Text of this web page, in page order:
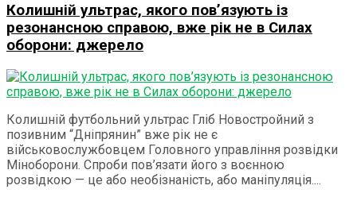
Колишній ультрас, якого пов’язують із
резонансною справою, вже рік не в Силах
оборони: джерело
Колишній футбольний ультрас Гліб Новостройний з
позивним “Дніпрянин” вже рік не є
військовослужбовцем Головного управління розвідки
Міноборони. Спроби пов’язати його з воєнною
розвідкою — це або необізнаність, або маніпуляція....